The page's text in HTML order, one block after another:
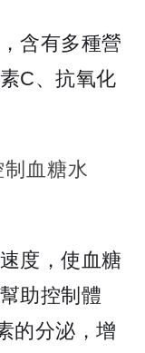
含有多種營
C、抗氧化
血糖水
度，使血糖
助控制體
的分泌，增